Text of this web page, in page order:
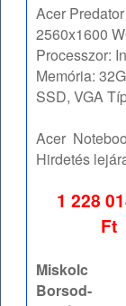
Acer
2560x1600
Processzor:
Memória:
SSD, VGA
Acer
Hirdetés
1 228
Ft
Miskolc
Borsod-